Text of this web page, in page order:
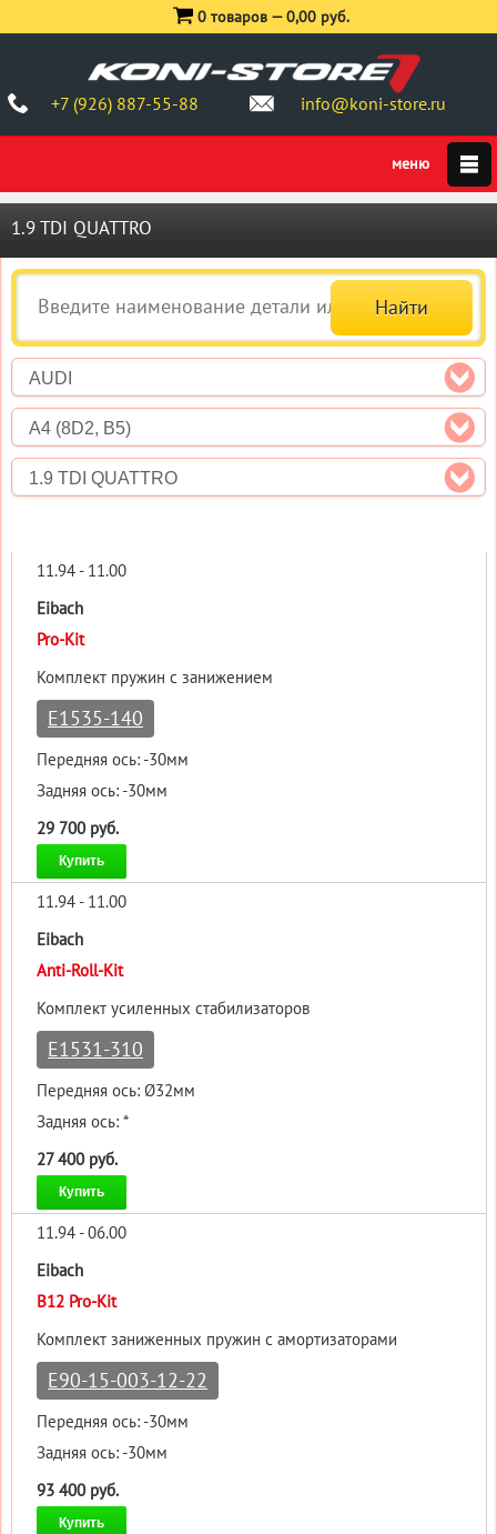
+7 (926) 887-55-88 info@koni-store.ru
0 товаров —0,00 руб.
1.9 TDI QUATTRO
AUDI
A4 (8D2, B5)
1.9 TDI QUATTRO
11.94 - 11.00
Eibach
Pro-Kit
Комплект пружин с занижением
E1535-140
Передняя ось: -30мм
Задняя ось: -30мм
29 700 руб.
Купить
11.94 - 11.00
Eibach
Anti-Roll-Kit
Комплект усиленных стабилизаторов
E1531-310
Передняя ось: Ø32мм
Задняя ось: *
27 400 руб.
Купить
11.94 - 06.00
Eibach
B12 Pro-Kit
Комплект заниженных пружин с амортизаторами
E90-15-003-12-22
Передняя ось: -30мм
Задняя ось: -30мм
93 400 руб.
Купить